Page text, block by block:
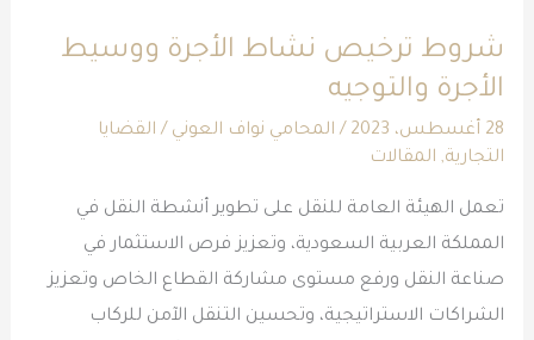
شروط ترخيص نشاط الأجرة ووسيط
الأجرة والتوجيه
28 أغسطس، 2023 / المحامي نواف العوني/ القضايا
التجارية, المقالات
تعمل الهيئة العامة للنقل على تطوير أنشطة النقل في
المملكة العربية السعودية، وتعزيز فرص الاستثمار في
صناعة النقل ورفع مستوى مشاركة القطاع الخاص وتعزيز
الشراكات الاستراتيجية، وتحسين التنقل الآمن للركاب
نشاط
الأجرة
ووسيط
الأجرة
والتوجيه